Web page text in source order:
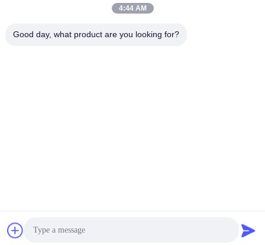
autorskie © 2018-2026 Shenzhen Tunsing Plastic Products
Co., Ltd. . Wszelkie prawa zastrzeżone.
4:44 AM
Good day, what product are you looking for?